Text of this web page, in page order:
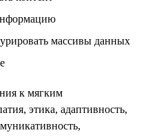
массивы данных
к мягким
этика, адаптивность,